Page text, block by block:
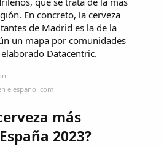
En concreto, la cerveza
de Madrid es la de la
un mapa por comunidades
Datacentric.
elespanol.com
más
2023?